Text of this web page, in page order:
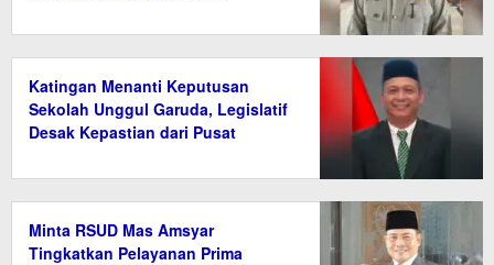
Katingan Menanti Keputusan
Sekolah Unggul Garuda, Legislatif
Desak Kepastian dari Pusat
Minta RSUD Mas Amsyar
Tingkatkan Pelayanan Prima